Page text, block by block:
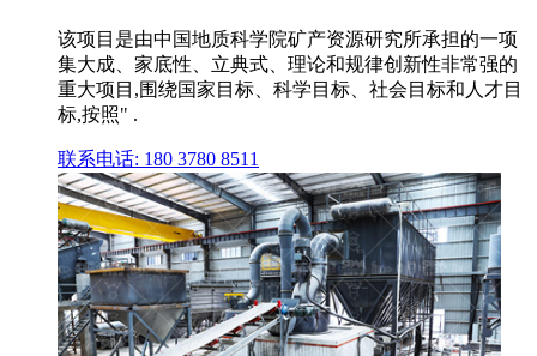
该项目是由中国地质科学院矿产资源研究所承担的一项
集大成、家底性、立典式、理论和规律创新性非常强的
重大项目,围绕国家目标、科学目标、社会目标和人才目
标,按照" .
联系电话: 180 3780 8511